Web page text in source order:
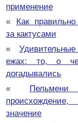
применение
«
Как
за кактусами
«
ежах: то, о
догадывались
«
значение